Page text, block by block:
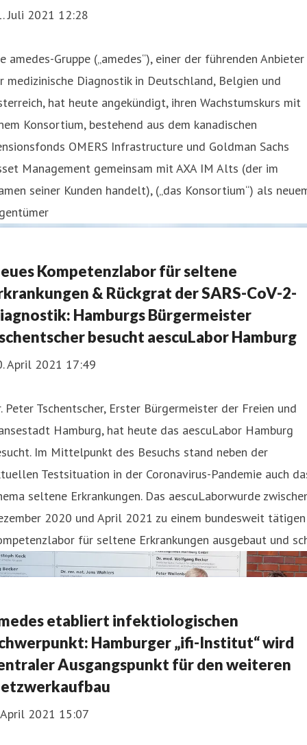
Juli 2021 12:28
amedes-Gruppe („amedes“), einer der führenden Anbieter
medizinische Diagnostik in Deutschland, Belgien und
hat heute angekündigt, ihren Wachstumskurs mit
Konsortium, bestehend aus dem kanadischen
OMERS Infrastructure und Goldman Sachs
Management gemeinsam mit AXA IM Alts (der im
seiner Kunden handelt), („das Konsortium“) als
Kompetenzlabor für seltene
& Rückgrat der SARS-CoV-2-
Hamburgs Bürgermeister
besucht aescuLabor Hamburg
April 2021 17:49
Peter Tschentscher, Erster Bürgermeister der Freien und
Hamburg, hat heute das aescuLabor Hamburg
Im Mittelpunkt des Besuchs stand neben der
Testsituation in der Coronavirus-Pandemie auch
seltene Erkrankungen. Das aescuLaborwurde
2020 und April 2021 zu einem bundesweit tätigen
für seltene Erkrankungen ausgebaut und
etabliert infektiologischen
Hamburger „ifi-Institut“ wird
Ausgangspunkt für den weiteren
2021 15:07